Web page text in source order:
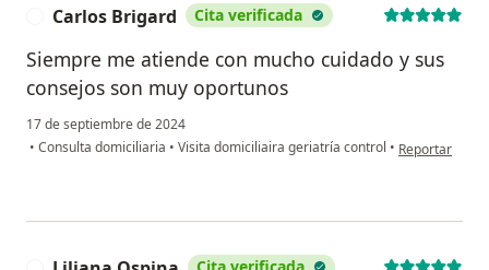
Carlos Brigard Cita verificada
Siempre me atiende con mucho cuidado y sus
consejos son muy oportunos
17 de septiembre de 2024
• Consulta domiciliaria • Visita domiciliaira geriatría control • en opinión del
Reportar
Cita verificada